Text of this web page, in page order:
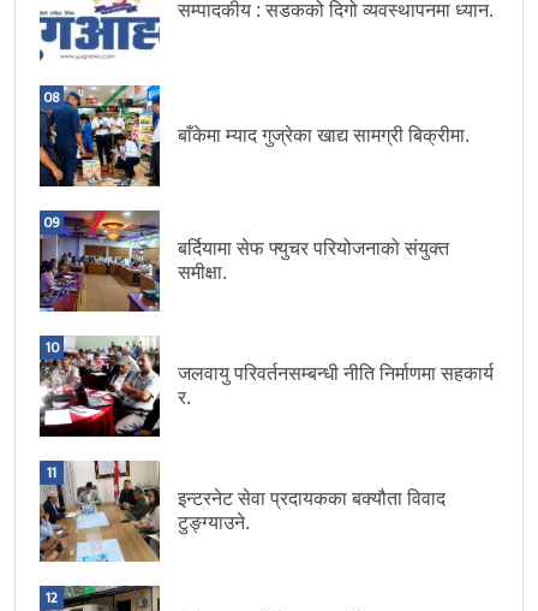
सम्पादकीय : सडकको दिगो व्यवस्थापनमा ध्यान.
08
बाँकेमा म्याद गुज्रेका खाद्य सामग्री बिक्रीमा.
09
बर्दियामा सेफ फ्युचर परियोजनाको संयुक्त
समीक्षा.
10
जलवायु परिवर्तनसम्बन्धी नीति निर्माणमा सहकार्य
र.
11
इन्टरनेट सेवा प्रदायकका बक्यौता विवाद
टुङ्ग्याउने.
12